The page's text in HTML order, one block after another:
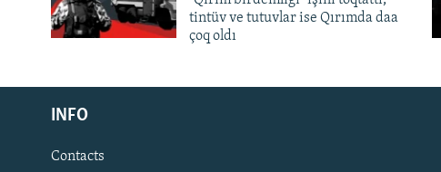
Русский
Українською
QOŞULIÑIZ!
tintüv ve tutuvlar ise Qırımda daa
çoq oldı
INFO
Contacts